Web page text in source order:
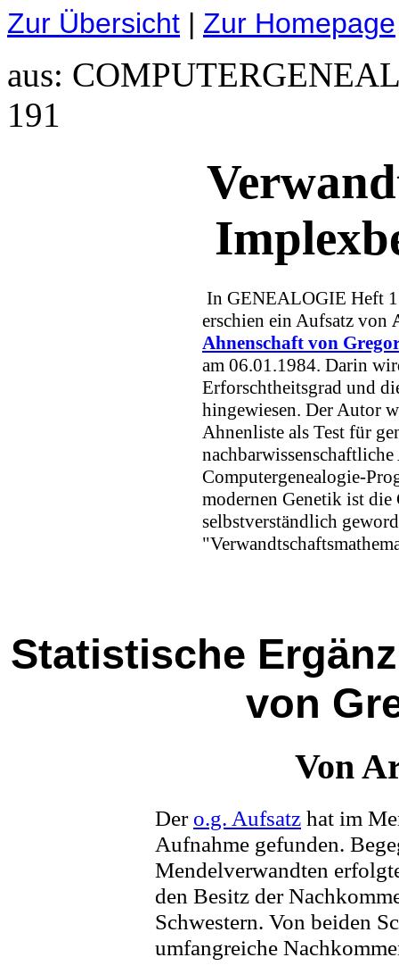
Zur Übersicht | Zur Homepage
aus:
191
In GENEALOGIE Heft
erschien ein Aufsatz von
Ahnenschaft von
am 06.01.1984. Darin
Erforschtheitsgrad und
hingewiesen. Der Autor
Ahnenliste als Test für
Computergenealogie-
modernen Genetik ist
selbstverständlich
Statistische
von
Von
Der o.g. Aufsatz hat im
Aufnahme gefunden.
Mendelverwandten
den Besitz der
Schwestern. Von beiden
umfangreiche